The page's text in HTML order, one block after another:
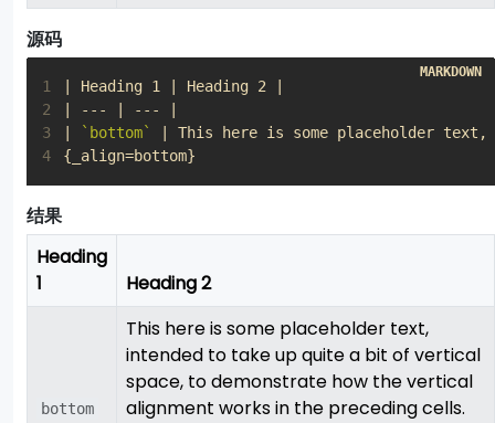
源码
1
2
3
`bottom`
4
{_align=bottom}
结果
Heading
1
Heading 2
bottom
This here is some placeholder text,
intended to take up quite a bit of vertical
space, to demonstrate how the vertical
alignment works in the preceding cells.